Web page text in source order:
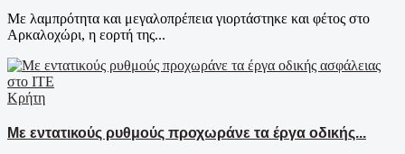
Με λαμπρότητα και μεγαλοπρέπεια γιορτάστηκε και φέτος στο
Αρκαλοχώρι, η εορτή της...
Κρήτη
Με εντατικούς ρυθμούς προχωράνε τα έργα οδικής...